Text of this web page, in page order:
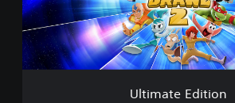
e
E
d
i
t
Ultimate Edition